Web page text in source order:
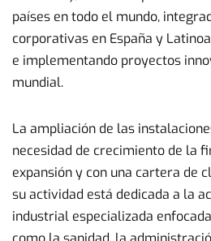
países en todo el mundo,
corporativas en España y
e implementando proyectos
mundial.
La ampliación de las
necesidad de crecimiento de la
expansión y con una cartera de
su actividad está dedicada a la
industrial especializada